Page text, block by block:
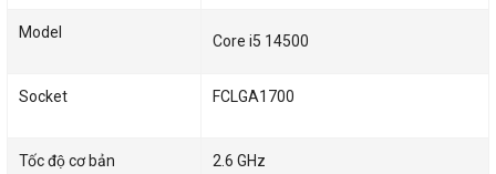
Model Core i5 14500
Socket FCLGA1700
Tốc độ cơ bản 2.6 GHz